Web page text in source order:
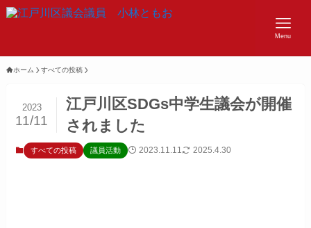
Menu
ホーム すべての投稿
江戸川区SDGs中学生議会が開催
されました
2023
11/11
すべての投稿 議員活動 2023.11.11 2025.4.30